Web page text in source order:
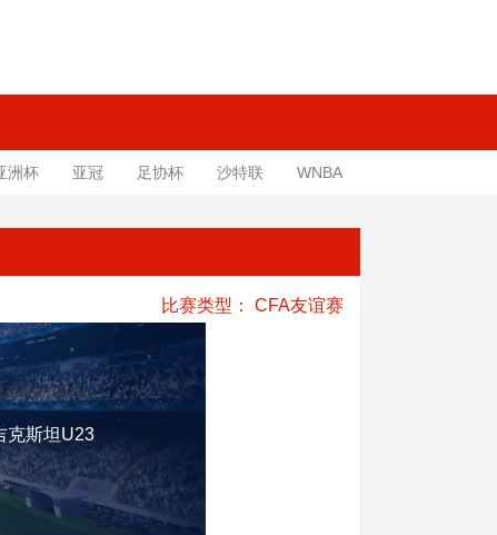
洲杯 亚冠 足协杯 沙特联 WNBA
比赛类型： CFA友谊赛
克斯坦U23